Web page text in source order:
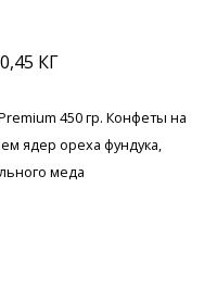
КГ
450 гр. Конфеты на
ядер ореха фундука,
меда